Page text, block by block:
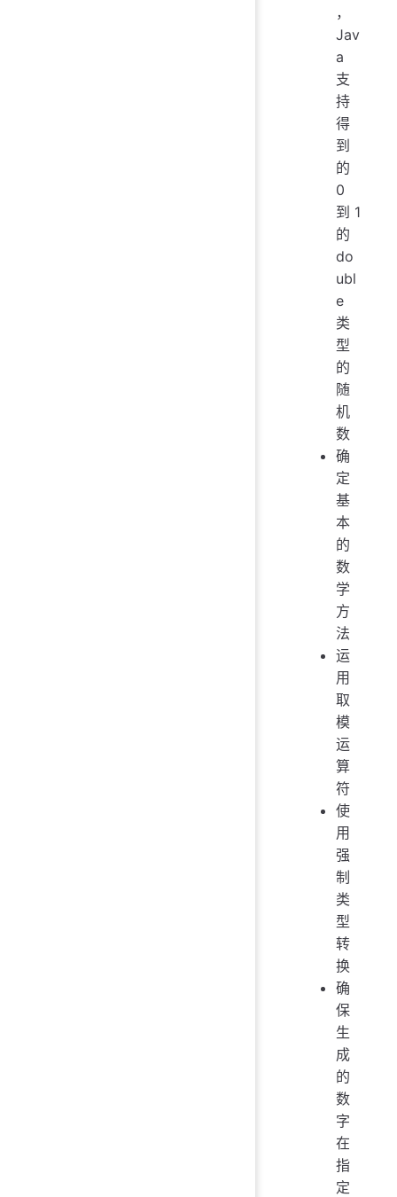
，
Jav
a
支
持
得
到
的
0
到 1
的
do
ubl
e
类
型
的
随
机
数
确
定
基
本
的
数
学
方
法
运
用
取
模
运
算
符
使
用
强
制
类
型
转
换
确
保
生
成
的
数
字
在
指
定